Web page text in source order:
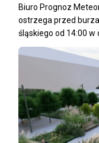
Biuro Prognoz
ostrzega przed
śląskiego od 14:00 w